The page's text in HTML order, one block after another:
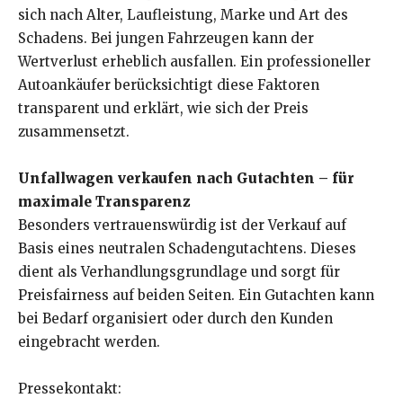
sich nach Alter, Laufleistung, Marke und Art des
Schadens. Bei jungen Fahrzeugen kann der
Wertverlust erheblich ausfallen. Ein professioneller
Autoankäufer berücksichtigt diese Faktoren
transparent und erklärt, wie sich der Preis
zusammensetzt.
Unfallwagen verkaufen nach Gutachten – für
maximale Transparenz
Besonders vertrauenswürdig ist der Verkauf auf
Basis eines neutralen Schadengutachtens. Dieses
dient als Verhandlungsgrundlage und sorgt für
Preisfairness auf beiden Seiten. Ein Gutachten kann
bei Bedarf organisiert oder durch den Kunden
eingebracht werden.
Pressekontakt: